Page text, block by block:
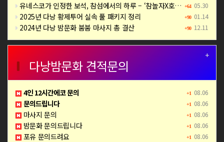
+64 05.30
유네스코가 인정한 보석, 참섬에서의 하루 – ‘참놀자X호핑투어’ 완전정복
+90 01.14
2025년 다낭 황제투어 실속 풀 패키지 정리
+90 12.11
2024년 다낭 밤문화 붐붐 마사지 총 결산
+
다낭밤문화 견적문의
+1 08.06
4인 12시간에코 문의
+1 08.06
문의드립니다
+1 08.06
마사지 문의
+1 08.06
밤문화 문의드립니다
+1 08.06
포유 문의드려요